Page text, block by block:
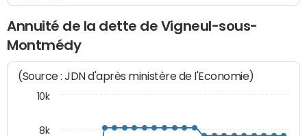
Annuité de la dette de Vigneul-sous-
Montmédy
(Source : JDN d'après ministère de l'Economie)
8k
10k